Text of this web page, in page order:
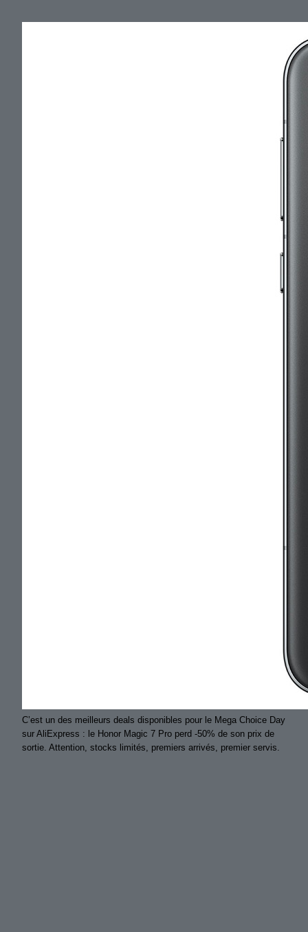
C’est un des meilleurs deals disponibles pour le Mega Choice Day
sur AliExpress : le Honor Magic 7 Pro perd -50% de son prix de
sortie. Attention, stocks limités, premiers arrivés, premier servis.